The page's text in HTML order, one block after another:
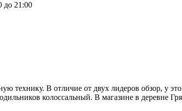
до 21:00
технику. В отличие от двух лидеров обзор, у
колоссальный. В магазине в деревне